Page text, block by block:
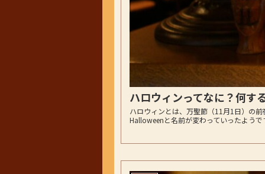
ハロウィンってなに？何す
ハロウィンとは、万聖節（11月1日）の
Halloweenと名前が変わっていったよう